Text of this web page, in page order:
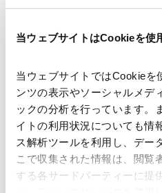
当ウェブサイトはCookieを使
当ウェブサイトではCookieを
ンツの表示やソーシャルメデ
ックの分析を行っています。
イトの利用状況についても情
ス解析ツールを利用し、デー
こで収集された情報は、閲覧
する各サードパーティーに提
Lawyers:
(2025 Edition)
The Best
Best Lawyers